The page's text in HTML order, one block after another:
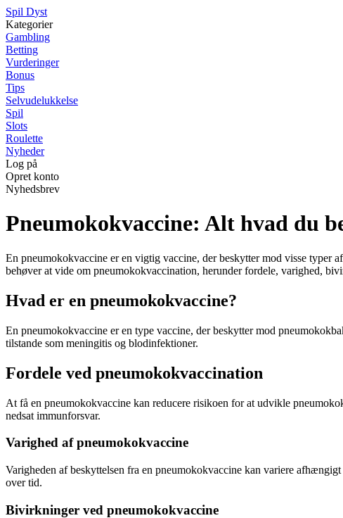
Spil Dyst
Kategorier
Gambling
Betting
Vurderinger
Bonus
Tips
Selvudelukkelse
Spil
Slots
Roulette
Nyheder
Log på
Opret konto
Nyhedsbrev
Pneumokokvaccine: Alt hvad du
En pneumokokvaccine er en vigtig vaccine, der beskytter mod visse typer
behøver at vide om pneumokokvaccination, herunder fordele, varighed,
Hvad er en pneumokokvaccine?
En pneumokokvaccine er en type vaccine, der beskytter mod
tilstande som meningitis og blodinfektioner.
Fordele ved pneumokokvaccination
At få en pneumokokvaccine kan reducere risikoen for at udvikle
nedsat immunforsvar.
Varighed af pneumokokvaccine
Varigheden af beskyttelsen fra en pneumokokvaccine kan variere
over tid.
Bivirkninger ved pneumokokvaccine